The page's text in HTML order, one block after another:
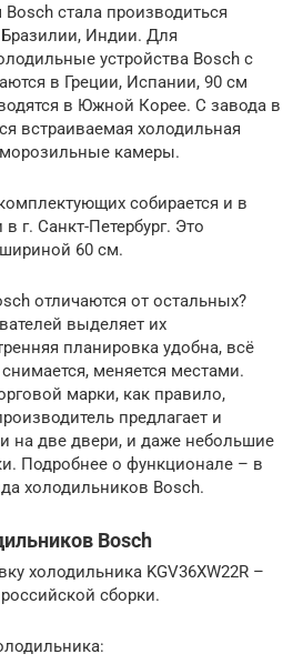
стала производиться
Индии. Для
устройства Bosch с
в Греции, Испании, 90 см
в Южной Корее. С завода в
встраиваемая холодильная
камеры.
собирается и в
г. Санкт-Петербург. Это
60 см.
отличаются от остальных?
выделяет их
планировка удобна, всё
меняется местами.
марки, как правило,
предлагает и
на две двери, и даже небольшие
Подробнее о функционале – в
холодильников Bosch.
Bosch
холодильника KGV36XW22R –
сборки.